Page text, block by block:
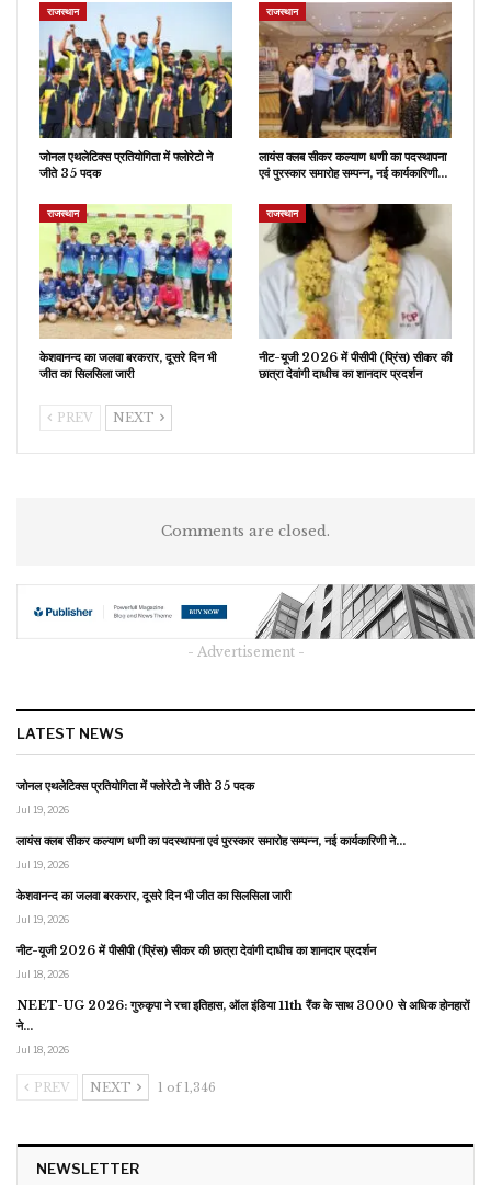
राजस्थान
जोनल एथलेटिक्स प्रतियोगिता में फ्लोरेटो ने
जीते 35 पदक
राजस्थान
लायंस क्लब सीकर कल्याण धणी का पदस्थापना
एवं पुरस्कार समारोह सम्पन्न, नई कार्यकारिणी…
राजस्थान
केशवानन्द का जलवा बरकरार, दूसरे दिन भी
जीत का सिलसिला जारी
राजस्थान
नीट-यूजी 2026 में पीसीपी (प्रिंस) सीकर की
छात्रा देवांगी दाधीच का शानदार प्रदर्शन
PREV NEXT
Comments are closed.
- Advertisement -
LATEST NEWS
जोनल एथलेटिक्स प्रतियोगिता में फ्लोरेटो ने जीते 35 पदक
Jul 19, 2026
लायंस क्लब सीकर कल्याण धणी का पदस्थापना एवं पुरस्कार समारोह सम्पन्न, नई कार्यकारिणी ने…
Jul 19, 2026
केशवानन्द का जलवा बरकरार, दूसरे दिन भी जीत का सिलसिला जारी
Jul 19, 2026
नीट-यूजी 2026 में पीसीपी (प्रिंस) सीकर की छात्रा देवांगी दाधीच का शानदार प्रदर्शन
Jul 18, 2026
NEET-UG 2026: गुरुकृपा ने रचा इतिहास, ऑल इंडिया 11th रैंक के साथ 3000 से अधिक होनहारों
ने…
Jul 18, 2026
PREV NEXT 1 of 1,346
NEWSLETTER